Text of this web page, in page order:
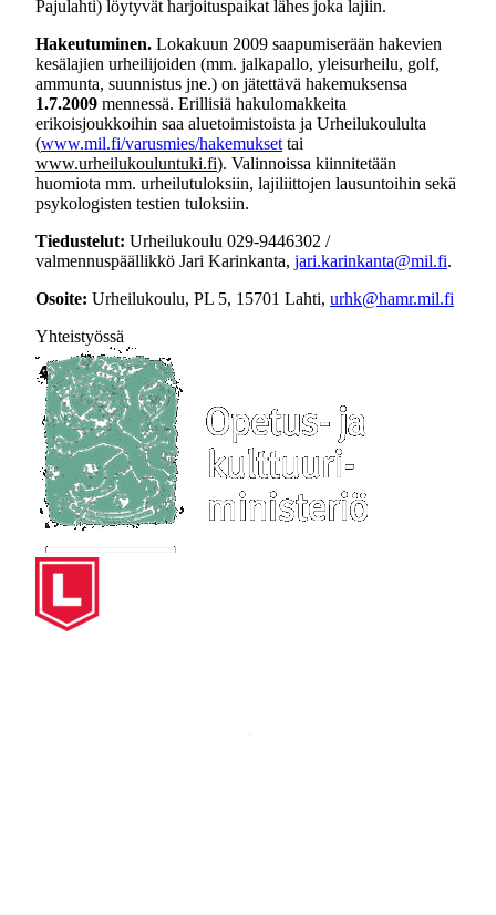
Pajulahti) löytyvät harjoituspaikat lähes joka lajiin.
Hakeutuminen. Lokakuun 2009 saapumiserään hakevien
kesälajien urheilijoiden (mm. jalkapallo, yleisurheilu, golf,
ammunta, suunnistus jne.) on jätettävä hakemuksensa
1.7.2009 mennessä. Erillisiä hakulomakkeita
erikoisjoukkoihin saa aluetoimistoista ja Urheilukoululta
(www.mil.fi/varusmies/hakemukset tai
www.urheilukouluntuki.fi). Valinnoissa kiinnitetään
huomiota mm. urheilutuloksiin, lajiliittojen lausuntoihin sekä
psykologisten testien tuloksiin.
Tiedustelut: Urheilukoulu 029-9446302 /
valmennuspäällikkö Jari Karinkanta, jari.karinkanta@mil.fi.
Osoite: Urheilukoulu, PL 5, 15701 Lahti, urhk@hamr.mil.fi
Yhteistyössä